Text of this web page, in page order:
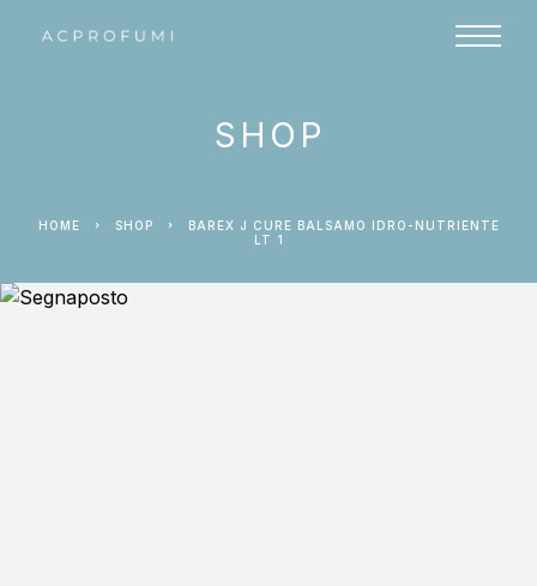
SHOP
HOME SHOP
BAREX J CURE BALSAMO IDRO-NUTRIENTE
LT 1